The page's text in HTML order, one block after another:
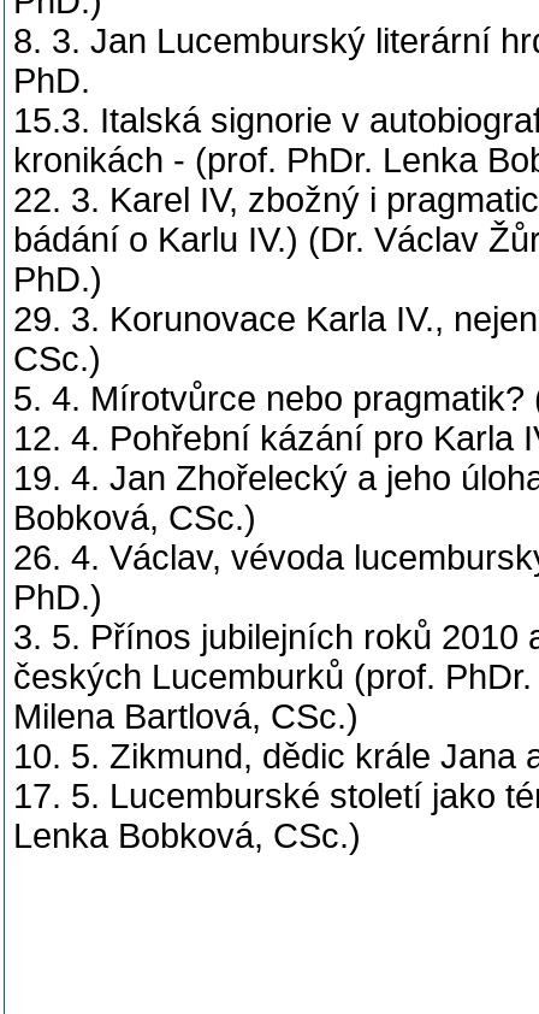
8. 3. Jan Lucemburský literární
PhD.
15.3. Italská signorie v
kronikách - (prof. PhDr. Lenka
22. 3. Karel IV, zbožný i
bádání o Karlu IV.) (Dr. Václav
PhD.)
29. 3. Korunovace Karla IV.,
CSc.)
5. 4. Mírotvůrce nebo pragmatik?
12. 4. Pohřební kázání pro Karla
19. 4. Jan Zhořelecký a jeho
Bobková, CSc.)
26. 4. Václav, vévoda
PhD.)
3. 5. Přínos jubilejních roků 2010
českých Lucemburků (prof. PhDr.
Milena Bartlová, CSc.)
10. 5. Zikmund, dědic krále Jana
17. 5. Lucemburské století jako
Lenka Bobková, CSc.)